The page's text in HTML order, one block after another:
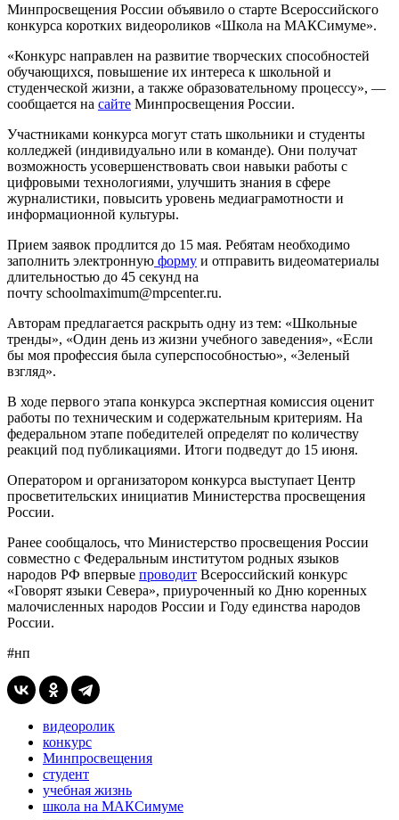
Минпросвещения России объявило о старте Всероссийского
конкурса коротких видеороликов «Школа на МАКСимуме».
«Конкурс направлен на развитие творческих способностей
обучающихся, повышение их интереса к школьной и
студенческой жизни, а также образовательному процессу», —
сообщается на сайте Минпросвещения России.
Участниками конкурса могут стать школьники и студенты
колледжей (индивидуально или в команде). Они получат
возможность усовершенствовать свои навыки работы с
цифровыми технологиями, улучшить знания в сфере
журналистики, повысить уровень медиаграмотности и
информационной культуры.
Прием заявок продлится до 15 мая. Ребятам необходимо
заполнить электронную форму и отправить видеоматериалы
длительностью до 45 секунд на
почту schoolmaximum@mpcenter.ru.
Авторам предлагается раскрыть одну из тем: «Школьные
тренды», «Один день из жизни учебного заведения», «Если
бы моя профессия была суперспособностью», «Зеленый
взгляд».
В ходе первого этапа конкурса экспертная комиссия оценит
работы по техническим и содержательным критериям. На
федеральном этапе победителей определят по количеству
реакций под публикациями. Итоги подведут до 15 июня.
Оператором и организатором конкурса выступает Центр
просветительских инициатив Министерства просвещения
России.
Ранее сообщалось, что Министерство просвещения России
совместно с Федеральным институтом родных языков
народов РФ впервые проводит Всероссийский конкурс
«Говорят языки Севера», приуроченный ко Дню коренных
малочисленных народов России и Году единства народов
России.
#нп
видеоролик
конкурс
Минпросвещения
студент
учебная жизнь
школа на МАКСимуме